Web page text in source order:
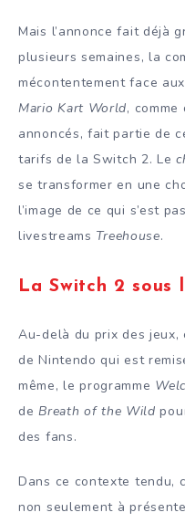
Mais l’annonce fait déjà
plusieurs semaines, la
mécontentement face
Mario Kart World,
annoncés, fait partie de
tarifs de la Switch 2. Le
se transformer en une
l’image de ce qui s’est
livestreams Treehouse.
La Switch 2 sous
Au-delà du prix des
de Nintendo qui est
même, le programme
deBreath of the Wild
des fans.
Dans ce contexte tendu,
non seulement à